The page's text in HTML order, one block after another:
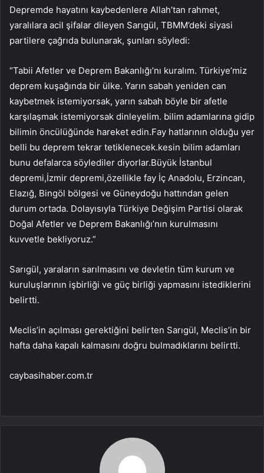
Depremde hayatını kaybedenlere Allah’tan rahmet,
yaralılara acil şifalar dileyen Sarıgül, TBMM’deki siyasi
partilere çağrıda bulunarak, şunları söyledi:
“Tabii Afetler ve Deprem Bakanlığı’nı kuralım. Türkiye’miz
deprem kuşağında bir ülke. Yarın sabah yeniden can
kaybetmek istemiyorsak, yarın sabah böyle bir afetle
karşılaşmak istemiyorsak dinleyelim. bilim adamlarına gidip
bilimin öncülüğünde hareket edin.Fay hatlarının olduğu yer
belli bu deprem tekrar tetiklenecek.kesin bilim adamları
bunu defalarca söylediler diyorlar.Büyük İstanbul
depremi,İzmir depremi,özellikle fay İç Anadolu, Erzincan,
Elazığ, Bingöl bölgesi ve Güneydoğu hattından gelen
durum ortada. Dolayısıyla Türkiye Değişim Partisi olarak
Doğal Afetler ve Deprem Bakanlığı’nın kurulmasını
kuvvetle bekliyoruz.”
Sarıgül, yaraların sarılmasını ve devletin tüm kurum ve
kuruluşlarının işbirliği ve güç birliği yapmasını istediklerini
belirtti.
Meclis’in açılması gerektiğini belirten Sarıgül, Meclis’in bir
hafta daha kapalı kalmasını doğru bulmadıklarını belirtti.
caybasihaber.com.tr